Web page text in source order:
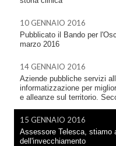
10 GENNAIO 2016
Pubblicato il Bando per
marzo 2016
14 GENNAIO 2016
Aziende pubbliche servizi
informatizzazione per
e alleanze sul territorio.
15 GENNAIO 2016
Assessore Telesca, stiamo
dell'invecchiamento